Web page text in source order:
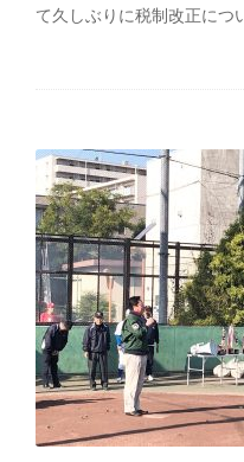
て久しぶりに税制改正につ